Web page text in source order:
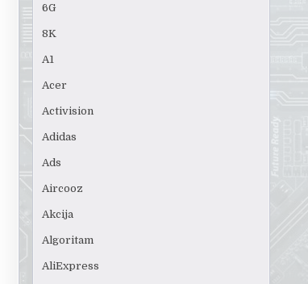
6G
8K
A1
Acer
Activision
Adidas
Ads
Aircooz
Akcija
Algoritam
AliExpress